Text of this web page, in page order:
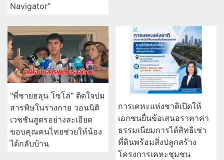
Navigator”
"พี่ชายฮลุน โซโล่" ติดใจปม
สารพิษในร่างกาย วอนนิติ
เวชชันสูตรอย่างละเอียด
ขอบคุณคนไทยช่วยให้น้อง
ได้กลับบ้าน
การเคหะแห่งชาติเปิดให้
เอกชนยื่นข้อเสนอราคาค่า
ธรรมเนียมการได้สิทธิเช่า
ที่ดินพร้อมสิ่งปลูกสร้าง
โครงการเคหะชุมชน